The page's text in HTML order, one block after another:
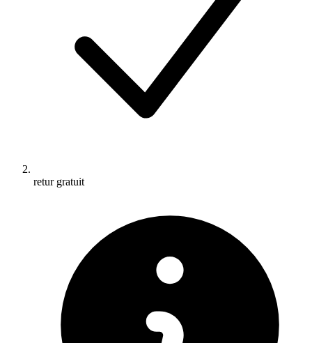
retur gratuit